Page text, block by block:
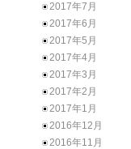
2017年7月
2017年6月
2017年5月
2017年4月
2017年3月
2017年2月
2017年1月
2016年12月
2016年11月